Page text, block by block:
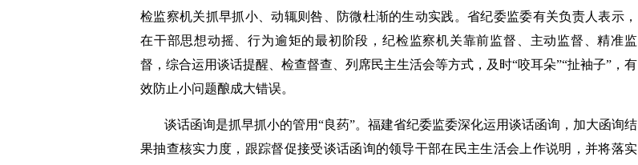
检监察机关抓早抓小、动辄则咎、防微杜渐的生动实践。省纪委监委有关负责人表示，
在干部思想动摇、行为逾矩的最初阶段，纪检监察机关靠前监督、主动监督、精准监
督，综合运用谈话提醒、检查督查、列席民主生活会等方式，及时“咬耳朵”“扯袖子”，有
效防止小问题酿成大错误。
谈话函询是抓早抓小的管用“良药”。福建省纪委监委深化运用谈话函询，加大函询结
果抽查核实力度，跟踪督促接受谈话函询的领导干部在民主生活会上作说明，并将落实